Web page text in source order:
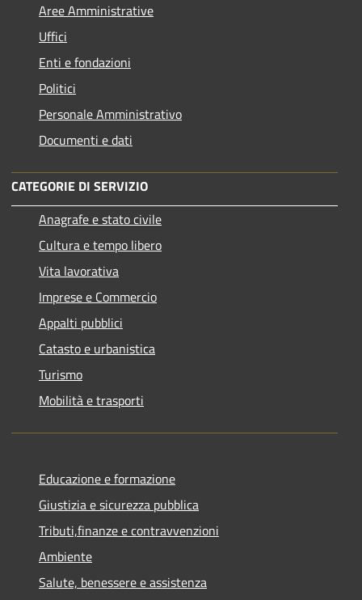
Aree Amministrative
Uffici
Enti e fondazioni
Politici
Personale Amministrativo
Documenti e dati
CATEGORIE DI SERVIZIO
Anagrafe e stato civile
Cultura e tempo libero
Vita lavorativa
Imprese e Commercio
Appalti pubblici
Catasto e urbanistica
Turismo
Mobilità e trasporti
Educazione e formazione
Giustizia e sicurezza pubblica
Tributi,finanze e contravvenzioni
Ambiente
Salute, benessere e assistenza